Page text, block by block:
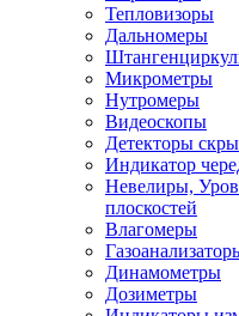
Тепловизоры
Дальномеры
Микрометры
Нутромеры
Видеоскопы
Детекторы
Индикатор
Невелиры,
плоскостей
Влагомеры
Динамометры
Дозиметры